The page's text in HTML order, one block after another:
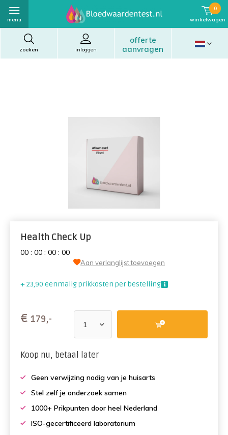
zoeken
offerte
aanvragen
inloggen
menu winkelwagen
0
Health Check Up
00 : 00 : 00 : 00
Aan verlanglijst toevoegen
+ 23,90 eenmalig prikkosten per bestelling
€ 179,-
Koop nu, betaal later
Geen verwijzing nodig van je huisarts
Stel zelf je onderzoek samen
1000+ Prikpunten door heel Nederland
ISO-gecertificeerd laboratorium